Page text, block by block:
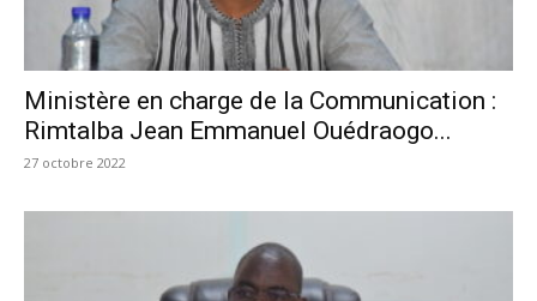
Ministère en charge de la Communication :
Rimtalba Jean Emmanuel Ouédraogo...
27 octobre 2022